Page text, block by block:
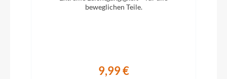
Griffe
Bosch STANDARD Charger 4A smart system
beweglichen Teile.
9,99 €